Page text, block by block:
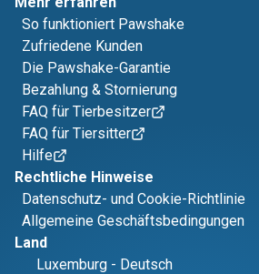
So funktioniert Pawshake
Zufriedene Kunden
Die Pawshake-Garantie
Bezahlung & Stornierung
FAQ für Tierbesitzer
FAQ für Tiersitter
Hilfe
Rechtliche Hinweise
Datenschutz- und Cookie-Richtlinie
Allgemeine Geschäftsbedingungen
Land
Luxemburg - Deutsch